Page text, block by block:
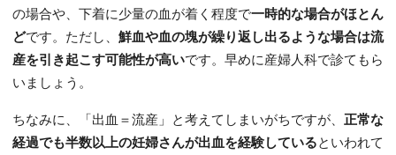
の場合や、下着に少量の血が着く程度で一時的な場合がほとん
どです。ただし、 鮮血や血の塊が繰り返し出るような場合は流
産を引き起こす可能性が高いです。早めに産婦人科で診てもら
いましょう。
ちなみに、「出血＝流産」と考えてしまいがちですが、 正常な
経過でも半数以上の妊婦さんが出血を経験しているといわれて